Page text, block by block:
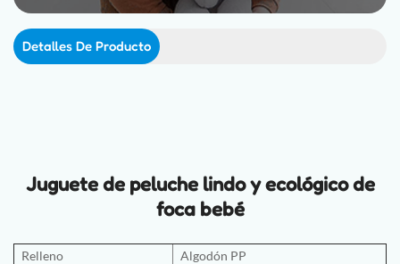
Detalles De Producto
Juguete de peluche lindo y ecológico de
foca bebé
Relleno
Algodón PP